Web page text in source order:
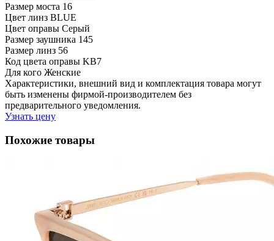
Размер моста 16
Цвет линз BLUE
Цвет оправы Серый
Размер заушника 145
Размер линз 56
Код цвета оправы KB7
Для кого Женские
Характеристики, внешний вид и комплектация товара могут
быть изменены фирмой-производителем без
предварительного уведомления.
Узнать цену
Похожие товары